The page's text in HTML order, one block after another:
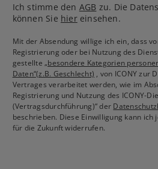
Ich stimme den AGB zu. Die
können Sie hiereinsehen.
Mit der Absendung willige ich ein, dass
Registrierung oder bei Nutzung des
gestellte„besondere Kategorien
Daten“(z.B. Geschlecht) , von ICONY zur
Vertrages verarbeitet werden, wie im
Registrierung und Nutzung des ICONY-
(Vertragsdurchführung)“ der
beschrieben. Diese Einwilligung kann ich
für die Zukunft widerrufen.